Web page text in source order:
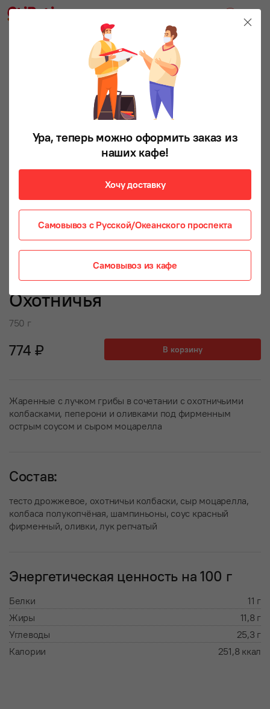
Охотничья
750 г
774 ₽ В корзину
Жаренные с лучком грибы в сочетании с охотничьими
колбасками, пеперони и оливками под фирменным
острым соусом и сыром моцарелла
Состав:
тесто дрожжевое, охотничьи колбаски, сыр моцарелла,
колбаса полукопчёная, шампиньоны, соус красный
фирменный, оливки, лук репчатый
Энергетическая ценность на 100 г
Белки
11 г
Жиры
11,8 г
Углеводы
25,3 г
Калории
251,8 ккал
Ура, теперь можно оформить заказ из
наших кафе!
Хочу доставку
Самовывоз с Русской/Океанского проспекта
Самовывоз из кафе